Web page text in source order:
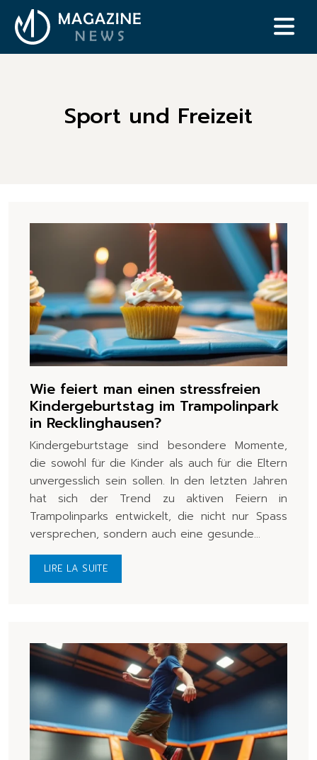
Sport und Freizeit
Wie feiert man einen stressfreien
Kindergeburtstag im Trampolinpark
in Recklinghausen?
Kindergeburtstage sind besondere Momente,
die sowohl für die Kinder als auch für die Eltern
unvergesslich sein sollen. In den letzten Jahren
hat sich der Trend zu aktiven Feiern in
Trampolinparks entwickelt, die nicht nur Spass
versprechen, sondern auch eine gesunde…
LIRE LA SUITE